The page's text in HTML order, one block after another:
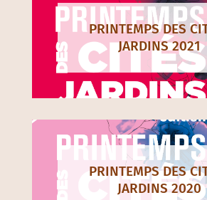
PRINTEMPS DES
JARDINS 2021
PRINTEMPS DES
JARDINS 2020